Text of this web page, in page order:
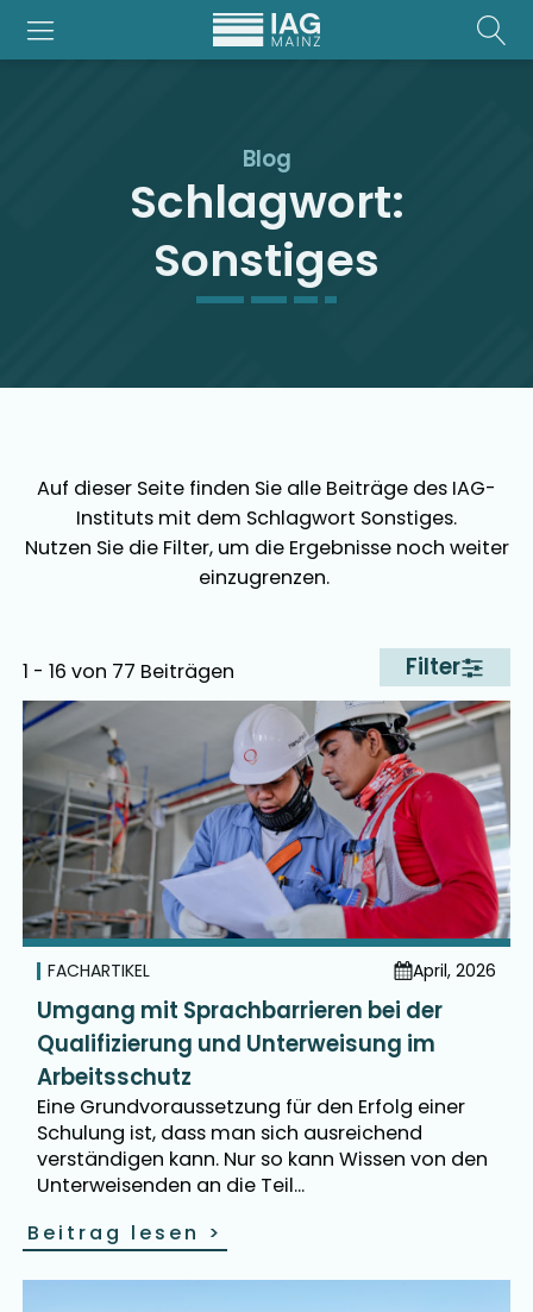
Blog
Schlagwort:
Sonstiges
Auf dieser Seite finden Sie alle Beiträge des IAG-
Instituts mit dem Schlagwort Sonstiges.
Nutzen Sie die Filter, um die Ergebnisse noch weiter
einzugrenzen.
1 - 16 von 77 Beiträgen Filter
FACHARTIKEL April, 2026
Umgang mit Sprachbarrieren bei der
Qualifizierung und Unterweisung im
Arbeitsschutz
Eine Grundvoraussetzung für den Erfolg einer
Schulung ist, dass man sich ausreichend
verständigen kann. Nur so kann Wissen von den
Unterweisenden an die Teil...
Beitrag lesen >